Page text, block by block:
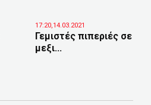
17:20,14.03.2021
Γεμιστές πιπεριές σε
μεξι...